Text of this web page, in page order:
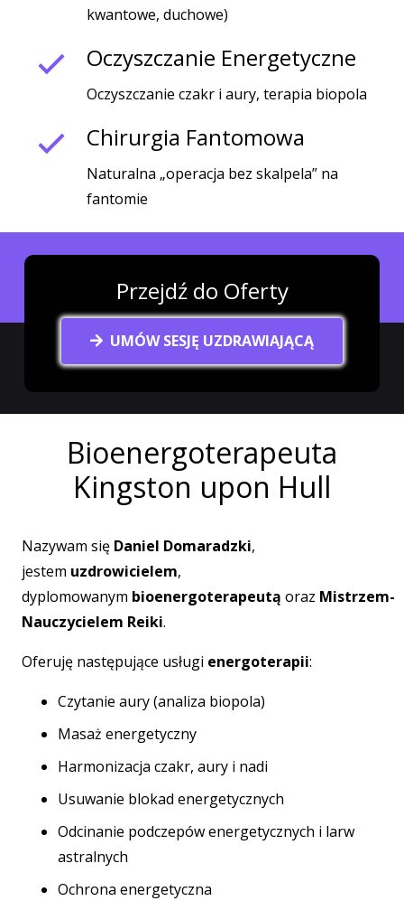
kwantowe, duchowe)
Oczyszczanie Energetyczne
Oczyszczanie czakr i aury, terapia biopola
Chirurgia Fantomowa
Naturalna „operacja bez skalpela” na
fantomie
Przejdź do Oferty
UMÓW SESJĘ UZDRAWIAJĄCĄ
Bioenergoterapeuta
Kingston upon Hull
Nazywam się Daniel Domaradzki,
jestem uzdrowicielem,
dyplomowanym bioenergoterapeutą oraz Mistrzem-
Nauczycielem Reiki.
Oferuję następujące usługi energoterapii:
Czytanie aury (analiza biopola)
Masaż energetyczny
Harmonizacja czakr, aury i nadi
Usuwanie blokad energetycznych
Odcinanie podczepów energetycznych i larw
astralnych
Ochrona energetyczna